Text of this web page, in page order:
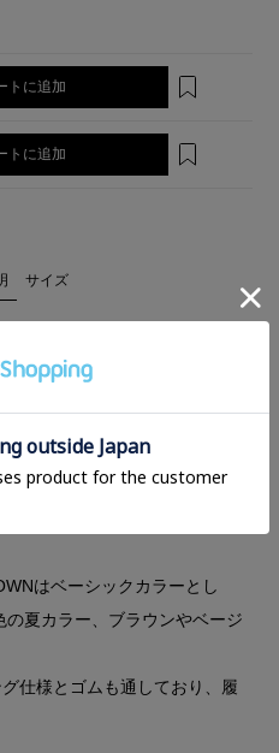
トに追加
トに追加
サイズ
ックスパンツ。
ローストリングでリラックス
を使用することでカジュアル
した。
きれいすぎない洗練された印
はベーシックカラーとし
夏カラー、ブラウンやベージ
仕様とゴムも通しており、履